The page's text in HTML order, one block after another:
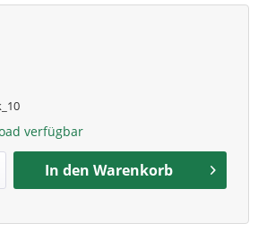
verfügbar
In den Warenkorb